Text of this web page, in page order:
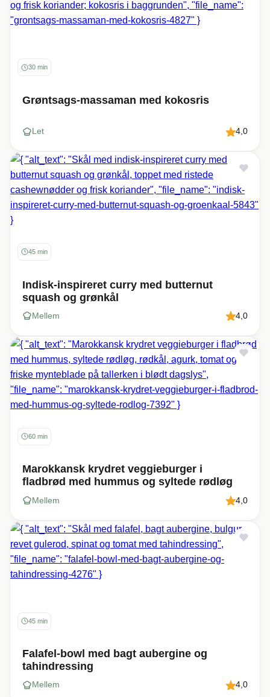
30 min
Grøntsags-massaman med kokosris
Let 4,0
45 min
Indisk-inspireret curry med butternut
squash og grønkål
Mellem 4,0
60 min
Marokkansk krydret veggieburger i
fladbrød med hummus og syltede rødløg
Mellem 4,0
45 min
Falafel-bowl med bagt aubergine og
tahindressing
Mellem 4,0